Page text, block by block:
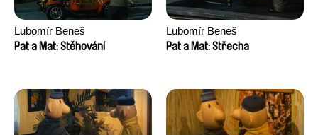
Lubomír Beneš
Pat a Mat: Stěhování
Lubomír Beneš
Pat a Mat: Střecha